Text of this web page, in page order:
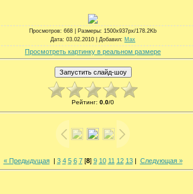
Просмотров: 668 | Размеры: 1500x937px/178.2Kb
Дата: 03.02.2010 | Добавил: Max
Просмотреть картинку в реальном размере
Рейтинг: 0.0/0
« Предыдущая| 3 4 5 6 7[8] 9 10 11 12 13| Следующая »